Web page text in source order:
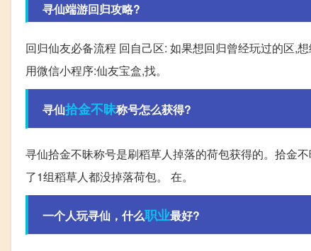
寻仙端游回归攻略?
回归仙友必备流程 回自己区: 如果想回归曾经玩过的区,
用微信小程序:仙友宝盒,找。
寻仙拾金不昧称号怎么获得?
寻仙拾金不昧称号是刷稻草人掉落的荷包获得的。拾金
了1组稻草人都没掉落荷包。 在。
一个人玩寻仙，什么职业最好?